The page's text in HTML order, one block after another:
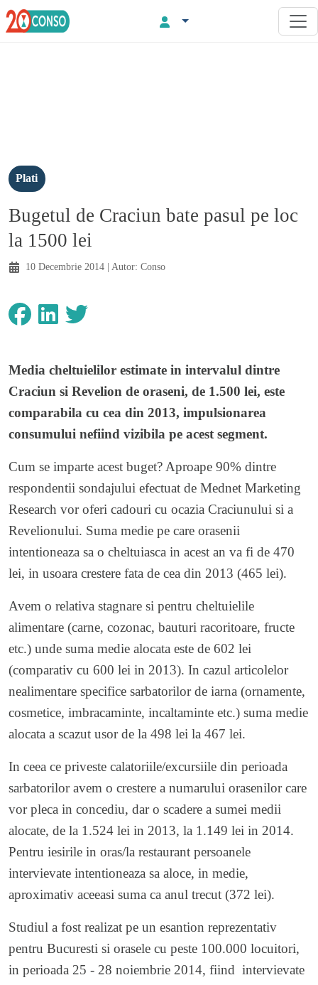
Plati
Bugetul de Craciun bate pasul pe loc
la 1500 lei
10 Decembrie 2014 | Autor: Conso
Media cheltuielilor estimate in intervalul dintre
Craciun si Revelion de oraseni, de 1.500 lei, este
comparabila cu cea din 2013, impulsionarea
consumului nefiind vizibila pe acest segment.
Cum se imparte acest buget? Aproape 90% dintre
respondentii sondajului efectuat de Mednet Marketing
Research vor oferi cadouri cu ocazia Craciunului si a
Revelionului. Suma medie pe care orasenii
intentioneaza sa o cheltuiasca in acest an va fi de 470
lei, in usoara crestere fata de cea din 2013 (465 lei).
Avem o relativa stagnare si pentru cheltuielile
alimentare (carne, cozonac, bauturi racoritoare, fructe
etc.) unde suma medie alocata este de 602 lei
(comparativ cu 600 lei in 2013). In cazul articolelor
nealimentare specifice sarbatorilor de iarna (ornamente,
cosmetice, imbracaminte, incaltaminte etc.) suma medie
alocata a scazut usor de la 498 lei la 467 lei.
In ceea ce priveste calatoriile/excursiile din perioada
sarbatorilor avem o crestere a numarului orasenilor care
vor pleca in concediu, dar o scadere a sumei medii
alocate, de la 1.524 lei in 2013, la 1.149 lei in 2014.
Pentru iesirile in oras/la restaurant persoanele
intervievate intentioneaza sa aloce, in medie,
aproximativ aceeasi suma ca anul trecut (372 lei).
Studiul a fost realizat pe un esantion reprezentativ
pentru Bucuresti si orasele cu peste 100.000 locuitori,
in perioada 25 - 28 noiembrie 2014, fiind intervievate